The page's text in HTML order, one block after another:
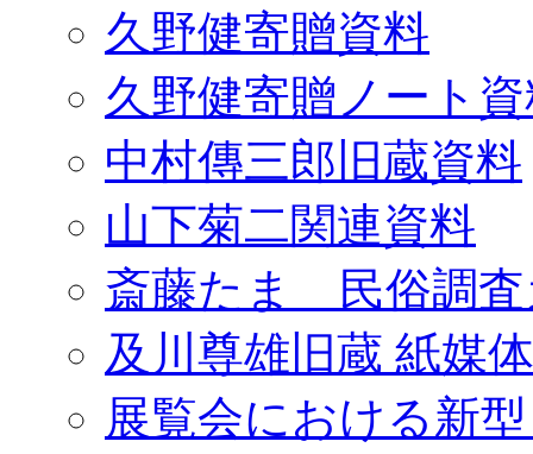
久野健寄贈資料
久野健寄贈ノート
中村傳三郎旧蔵資料
山下菊二関連資料
斎藤たま 民俗調査
及川尊雄旧蔵 紙媒
展覧会における新